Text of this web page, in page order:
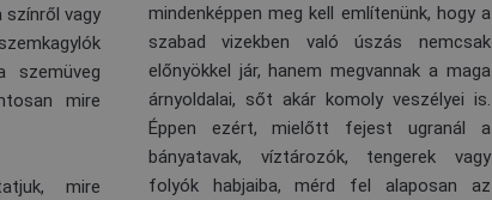
színről vagy
szemüveg
mire
mire
mindenképpen meg kell említenünk, hogy a
szabad vizekben való úszás nemcsak
előnyökkel jár, hanem megvannak a maga
árnyoldalai, sőt akár komoly veszélyei is.
Éppen ezért, mielőtt fejest ugranál a
bányatavak, víztározók, tengerek vagy
folyók habjaiba, mérd fel alaposan az